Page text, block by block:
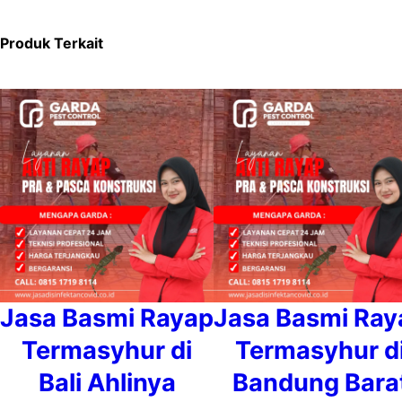
Produk Terkait
Jasa Basmi Rayap
Termasyhur di
Bali Ahlinya
Jasa Basmi
Termasyhur
Bandung